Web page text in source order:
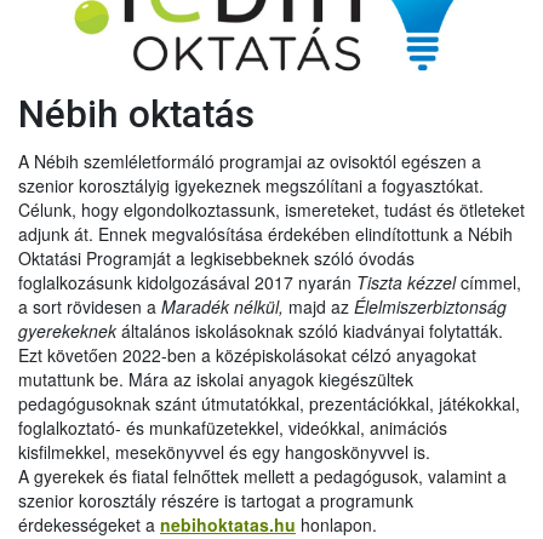
Nébih oktatás
A Nébih szemléletformáló programjai az ovisoktól egészen a
szenior korosztályig igyekeznek megszólítani a fogyasztókat.
Célunk, hogy elgondolkoztassunk, ismereteket, tudást és ötleteket
adjunk át. Ennek megvalósítása érdekében elindítottunk a Nébih
Oktatási Programját a legkisebbeknek szóló óvodás
foglalkozásunk kidolgozásával 2017 nyarán Tiszta kézzelcímmel,
a sort rövidesen a Maradék nélkül, majd az Élelmiszerbiztonság
gyerekeknek általános iskolásoknak szóló kiadványai folytatták.
Ezt követően 2022-ben a középiskolásokat célzó anyagokat
mutattunk be. Mára az iskolai anyagok kiegészültek
pedagógusoknak szánt útmutatókkal, prezentációkkal, játékokkal,
foglalkoztató- és munkafüzetekkel, videókkal, animációs
kisfilmekkel, mesekönyvvel és egy hangoskönyvvel is.
A gyerekek és fiatal felnőttek mellett a pedagógusok, valamint a
szenior korosztály részére is tartogat a programunk
érdekességeket a nebihoktatas.hu honlapon.